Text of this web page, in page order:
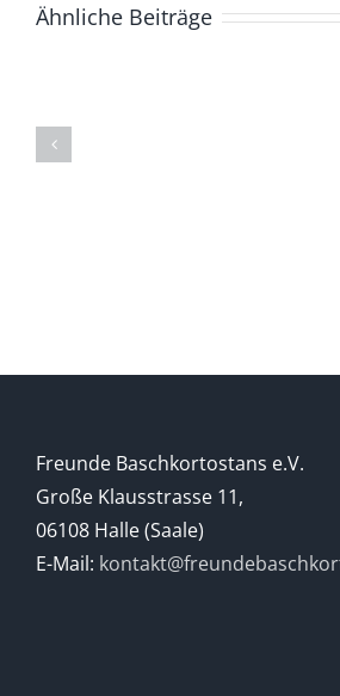
Ähnliche Beiträge
Freunde Baschkortostans e.V.
Große Klausstrasse 11,
06108 Halle (Saale)
E-Mail: